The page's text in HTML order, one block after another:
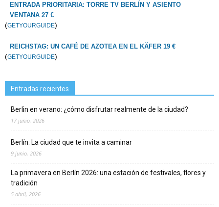
ENTRADA PRIORITARIA: TORRE TV BERLÍN Y ASIENTO
VENTANA 27 €
(GETYOURGUIDE)
REICHSTAG: UN CAFÉ DE AZOTEA EN EL KÄFER 19 €
(GETYOURGUIDE)
Entradas recientes
Berlin en verano: ¿cómo disfrutar realmente de la ciudad?
17 junio, 2026
Berlín: La ciudad que te invita a caminar
9 junio, 2026
La primavera en Berlín 2026: una estación de festivales, flores y
tradición
5 abril, 2026